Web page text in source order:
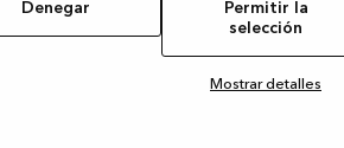
Denegar
Permitir la
selección
Mostrar detalles